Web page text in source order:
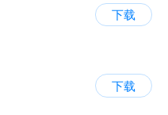
下载
下载